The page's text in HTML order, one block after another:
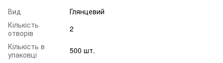
Вид
Глянцевий
Кількість
отворів
2
Кількість в
упаковці
500 шт.